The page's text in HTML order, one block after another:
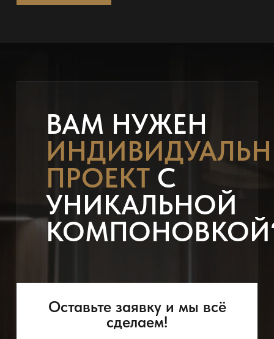
ВАМ НУЖЕН
ПРОЕКТС
УНИКАЛЬНОЙ
Оставьте заявку и мы всё
сделаем!